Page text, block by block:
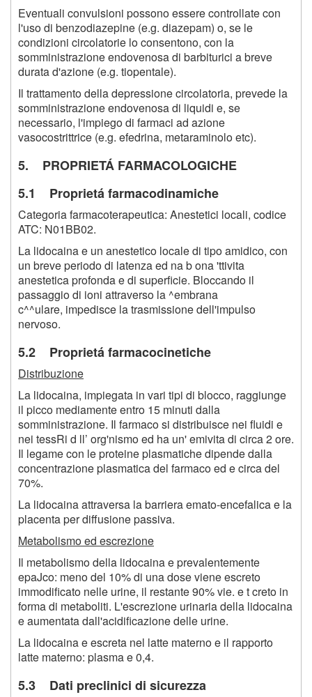
Eventuali convulsioni possono essere controllate con
l'uso di benzodiazepine (e.g. diazepam) o, se le
condizioni circolatorie lo consentono, con la
somministrazione endovenosa di barbiturici a breve
durata d'azione (e.g. tiopentale).
Il trattamento della depressione circolatoria, prevede la
somministrazione endovenosa di liquidi e, se
necessario, l'impiego di farmaci ad azione
vasocostrittrice (e.g. efedrina, metaraminolo etc).
5. PROPRIETÁ FARMACOLOGICHE
5.1 Proprietá farmacodinamiche
Categoria farmacoterapeutica: Anestetici locali, codice
ATC: N01BB02.
La lidocaina e un anestetico locale di tipo amidico, con
un breve periodo di latenza ed na b ona 'ttivita
anestetica profonda e di superficie. Bloccando il
passaggio di ioni attraverso la ^embrana
c^^ulare, impedisce la trasmissione dell'impulso
nervoso.
5.2 Proprietá farmacocinetiche
Distribuzione
La lidocaina, impiegata in vari tipi di blocco, raggiunge
il picco mediamente entro 15 minuti dalla
somministrazione. Il farmaco si distribuisce nei fluidi e
nei tessRi d ll’ org'nismo ed ha un' emivita di circa 2 ore.
Il legame con le proteine plasmatiche dipende dalla
concentrazione plasmatica del farmaco ed e circa del
70%.
La lidocaina attraversa la barriera emato-encefalica e la
placenta per diffusione passiva.
Metabolismo ed escrezione
Il metabolismo della lidocaina e prevalentemente
epaJco: meno del 10% di una dose viene escreto
immodificato nelle urine, il restante 90% vie. e t creto in
forma di metaboliti. L'escrezione urinaria della lidocaina
e aumentata dall'acidificazione delle urine.
La lidocaina e escreta nel latte materno e il rapporto
latte materno: plasma e 0,4.
5.3 Dati preclinici di sicurezza